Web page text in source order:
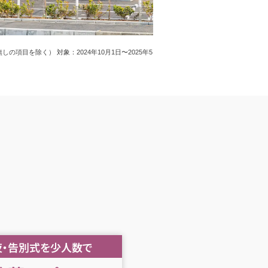
の項目を除く） 対象：2024年10月1日〜2025年5
告別式を少人数で